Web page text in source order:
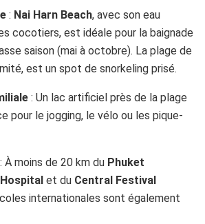
: Nai Harn Beach, avec son eau
cocotiers, est idéale pour la baignade
saison (mai à octobre). La plage de
est un spot de snorkeling prisé.
: Un lac artificiel près de la plage
pour le jogging, le vélo ou les pique-
: À moins de 20 km du Phuket
et du Central Festival
internationales sont également